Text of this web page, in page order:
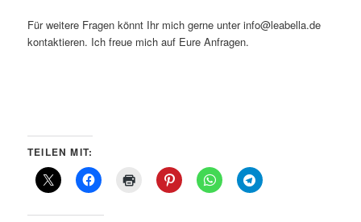
Für weitere Fragen könnt Ihr mich gerne unter info@leabella.de
kontaktieren. Ich freue mich auf Eure Anfragen.
TEILEN MIT: